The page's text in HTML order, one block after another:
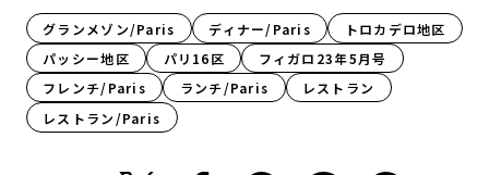
グランメゾン/Paris ディナー/Paris
トロカデロ地区
パッシー地区
パリ16区
フィガロ23年5月号
フレンチ/Paris
ランチ/Paris
レストラン
レストラン/Paris